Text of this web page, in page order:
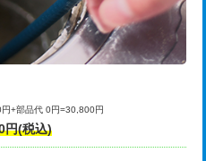
で） 55,000円
ｍ超
作業）
・修
作業）
11,000円
掃・修
業）
22,000円
掃・修
作業）
33,000円
+部品代 0円=30,800円
円(税込)